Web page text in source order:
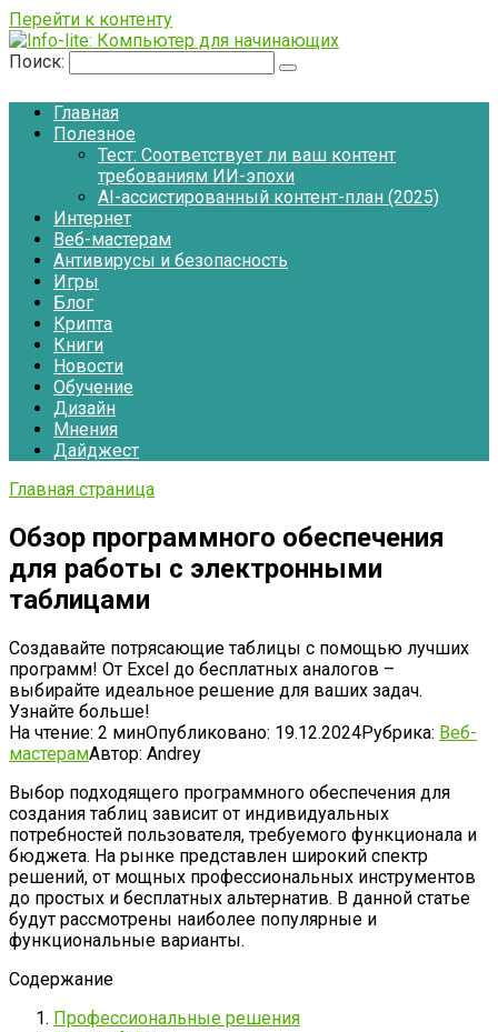
Перейти к контенту
Поиск:
Главная
Полезное
Тест: Соответствует ли ваш контент
требованиям ИИ-эпохи
AI-ассистированный контент-план (2025)
Интернет
Веб-мастерам
Антивирусы и безопасность
Игры
Блог
Крипта
Книги
Новости
Обучение
Дизайн
Мнения
Дайджест
Главная страница
Обзор программного обеспечения
для работы с электронными
таблицами
Создавайте потрясающие таблицы с помощью лучших
программ! От Excel до бесплатных аналогов –
выбирайте идеальное решение для ваших задач.
Узнайте больше!
На чтение: 2 минОпубликовано: 19.12.2024Рубрика: Веб-
мастерамАвтор: Andrey
Выбор подходящего программного обеспечения для
создания таблиц зависит от индивидуальных
потребностей пользователя, требуемого функционала и
бюджета. На рынке представлен широкий спектр
решений, от мощных профессиональных инструментов
до простых и бесплатных альтернатив. В данной статье
будут рассмотрены наиболее популярные и
функциональные варианты.
Содержание
Профессиональные решения